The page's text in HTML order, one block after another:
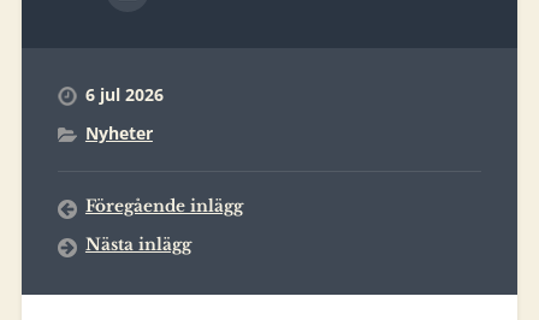
6 jul 2026
Nyheter
Föregående inlägg
Nästa inlägg